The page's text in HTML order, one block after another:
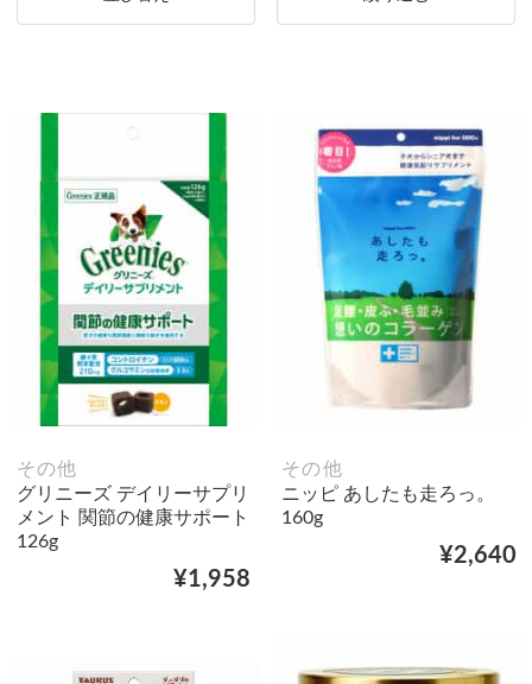
その他
グリニーズ デイリーサプリ
メント 関節の健康サポート
126g
¥1,958
その他
ニッピ あしたも走ろっ。
160g
¥2,640